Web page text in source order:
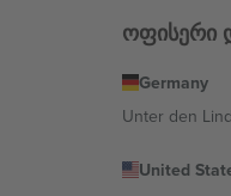
ოფისერი
Germany
Unter den
United